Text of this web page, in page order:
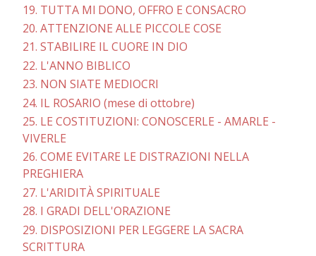
19. TUTTA Ml DONO, OFFRO E CONSACRO
20. ATTENZIONE ALLE PICCOLE COSE
21. STABILIRE IL CUORE IN DIO
22. L'ANNO BIBLICO
23. NON SIATE MEDIOCRI
24. IL ROSARIO (mese di ottobre)
25. LE COSTITUZIONI: CONOSCERLE - AMARLE -
VIVERLE
26. COME EVITARE LE DISTRAZIONI NELLA
PREGHIERA
27. L'ARIDITÀ SPIRITUALE
28. I GRADI DELL'ORAZIONE
29. DISPOSIZIONI PER LEGGERE LA SACRA
SCRITTURA